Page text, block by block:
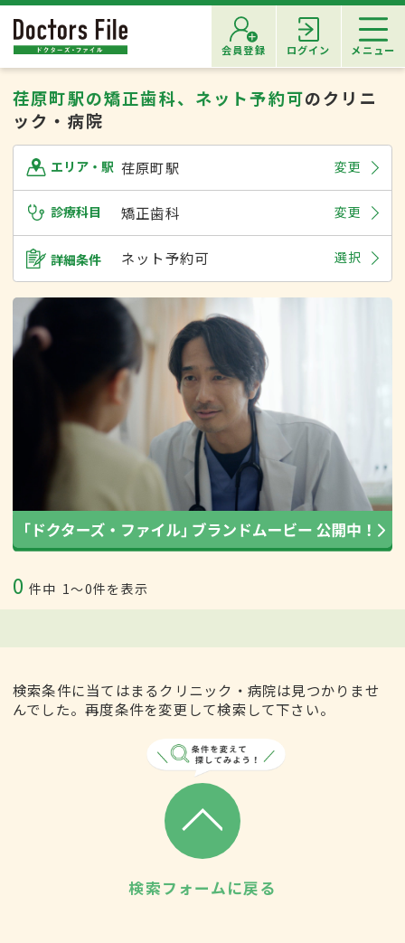
会員登録 ログイン メニュー
荏原町駅の矯正歯科、ネット予約可のクリニ
ック・病院
エリア・駅 荏原町駅 変更
診療科目 矯正歯科 変更
詳細条件 ネット予約可 選択
0 件中 1〜0件を表示
検索条件に当てはまるクリニック・病院は見つかりませ
んでした。再度条件を変更して検索して下さい。
検索フォームに戻る